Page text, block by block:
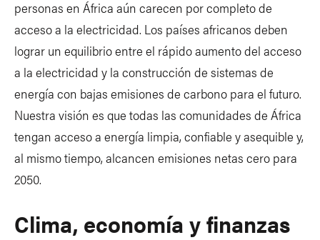
personas en África aún carecen por completo de
acceso a la electricidad. Los países africanos deben
lograr un equilibrio entre el rápido aumento del acceso
a la electricidad y la construcción de sistemas de
energía con bajas emisiones de carbono para el futuro.
Nuestra visión es que todas las comunidades de África
tengan acceso a energía limpia, confiable y asequible y,
al mismo tiempo, alcancen emisiones netas cero para
2050.
Clima, economía y finanzas